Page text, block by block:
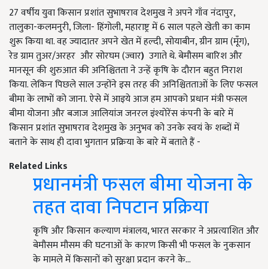
27 वर्षीय युवा किसान प्रशांत सुभाषराव देशमुख ने अपने गाँव नंदापुर,
तालुका-कलमनुरी, जिला- हिंगोली, महाराष्ट्र में 6 साल पहले खेती का काम
शुरू किया था. वह ज्यादातर अपने खेत में हल्दी, सोयाबीन, ग्रीन ग्राम (मूँग),
रेड ग्राम तुअर/अरहर और सोरघम (ज्वार) उगाते थे. बेमौसम बारिश और
मानसून की शुरुआत की अनिश्चितता ने उन्हें कृषि के दौरान बहुत निराश
किया. लेकिन पिछले साल उन्होंने इस तरह की अनिश्चितताओं के लिए फसल
बीमा के लाभों को जाना. ऐसे में आइये आज हम आपको प्रधान मंत्री फसल
बीमा योजना और बजाज आलियांज जनरल इंश्योरेंस कंपनी के बारे में
किसान प्रशांत सुभाषराव देशमुख के अनुभव को उनके स्वयं के शब्दों में
बताने के साथ ही दावा भुगतान प्रक्रिया के बारे में बताते हैं -
Related Links
प्रधानमंत्री फसल बीमा योजना के
तहत दावा निपटान प्रक्रिया
कृषि और किसान कल्याण मंत्रालय, भारत सरकार ने अप्रत्याशित और
बेमौसम मौसम की घटनाओं के कारण किसी भी फसल के नुकसान
के मामले में किसानों को सुरक्षा प्रदान करने के…